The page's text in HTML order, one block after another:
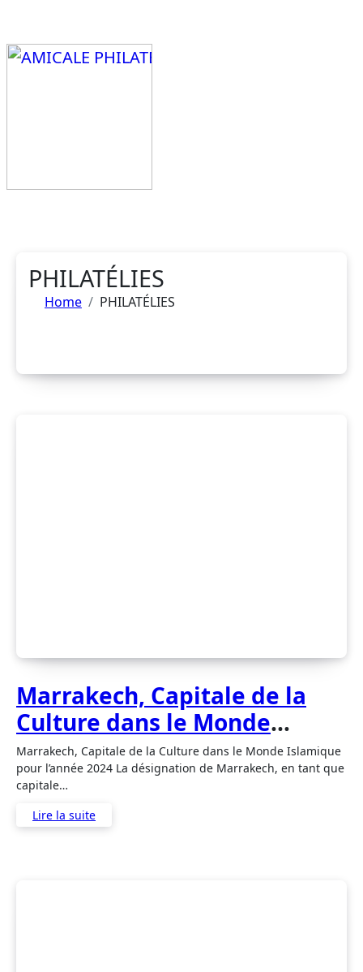
contenu
principal
PHILATÉLIES
Home PHILATÉLIES
Marrakech, Capitale de la
Culture dans le Monde
Islamique pour l’année 2024
Marrakech, Capitale de la Culture dans le Monde Islamique
pour l’année 2024 La désignation de Marrakech, en tant que
capitale…
Lire la suite